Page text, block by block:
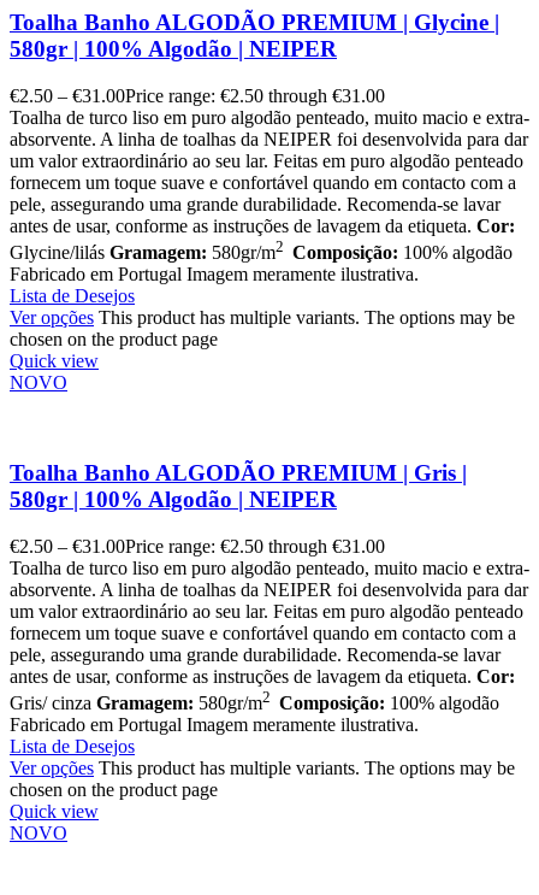
Toalha Banho ALGODÃO PREMIUM | Glycine |
580gr | 100% Algodão | NEIPER
€2.50 – €31.00Price range: €2.50 through €31.00
Toalha de turco liso em puro algodão penteado, muito macio e extra-
absorvente. A linha de toalhas da NEIPER foi desenvolvida para dar
um valor extraordinário ao seu lar. Feitas em puro algodão penteado
fornecem um toque suave e confortável quando em contacto com a
pele, assegurando uma grande durabilidade. Recomenda-se lavar
antes de usar, conforme as instruções de lavagem da etiqueta. Cor:
Glycine/lilás Gramagem: 580gr/m2 Composição: 100% algodão
Fabricado em Portugal Imagem meramente ilustrativa.
Lista de Desejos
Ver opções This product has multiple variants. The options may be
chosen on the product page
Quick view
NOVO
Toalha Banho ALGODÃO PREMIUM | Gris |
580gr | 100% Algodão | NEIPER
€2.50 – €31.00Price range: €2.50 through €31.00
Toalha de turco liso em puro algodão penteado, muito macio e extra-
absorvente. A linha de toalhas da NEIPER foi desenvolvida para dar
um valor extraordinário ao seu lar. Feitas em puro algodão penteado
fornecem um toque suave e confortável quando em contacto com a
pele, assegurando uma grande durabilidade. Recomenda-se lavar
antes de usar, conforme as instruções de lavagem da etiqueta. Cor:
Gris/ cinza Gramagem: 580gr/m2 Composição: 100% algodão
Fabricado em Portugal Imagem meramente ilustrativa.
Lista de Desejos
Ver opções This product has multiple variants. The options may be
chosen on the product page
Quick view
NOVO